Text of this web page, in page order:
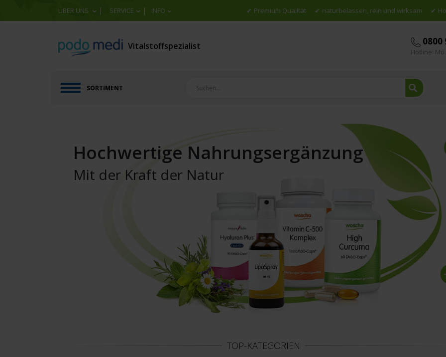
ÜBER UNS | SERVICE | INFO Premium Qualität naturbelassen, rein und wirksam
Vitalstoffspezialist 0800
Hotline:
SORTIMENT
Hochwertige Nahrungsergänzung
Mit der Kraft der Natur
TOP-KATEGORIEN